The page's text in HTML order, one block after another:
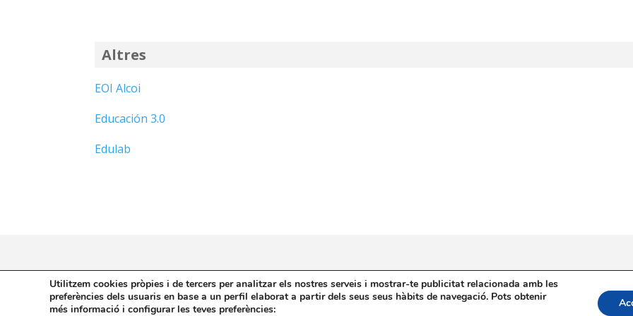
Altres
EOI Alcoi
Educación 3.0
Edulab
Avís legal i privacitat Mapa web Bústia de Denúncies Contacte de premsa
Utilitzem cookies pròpies i de tercers per analitzar els nostres serveis i mostrar-te publicitat relacionada amb les
preferències dels usuaris en base a un perfil elaborat a partir dels seus seus hàbits de navegació. Pots obtenir
més informació i configurar les teves preferències: